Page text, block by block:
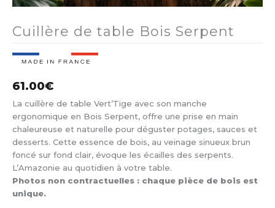
Cuillère de table Bois Serpent
61.00€
La cuillère de table Vert’Tige avec son manche
ergonomique en Bois Serpent, offre une prise en main
chaleureuse et naturelle pour déguster potages, sauces et
desserts. Cette essence de bois, au veinage sinueux brun
foncé sur fond clair, évoque les écailles des serpents.
L’Amazonie au quotidien à votre table.
Photos non contractuelles : chaque pièce de bois est
unique.